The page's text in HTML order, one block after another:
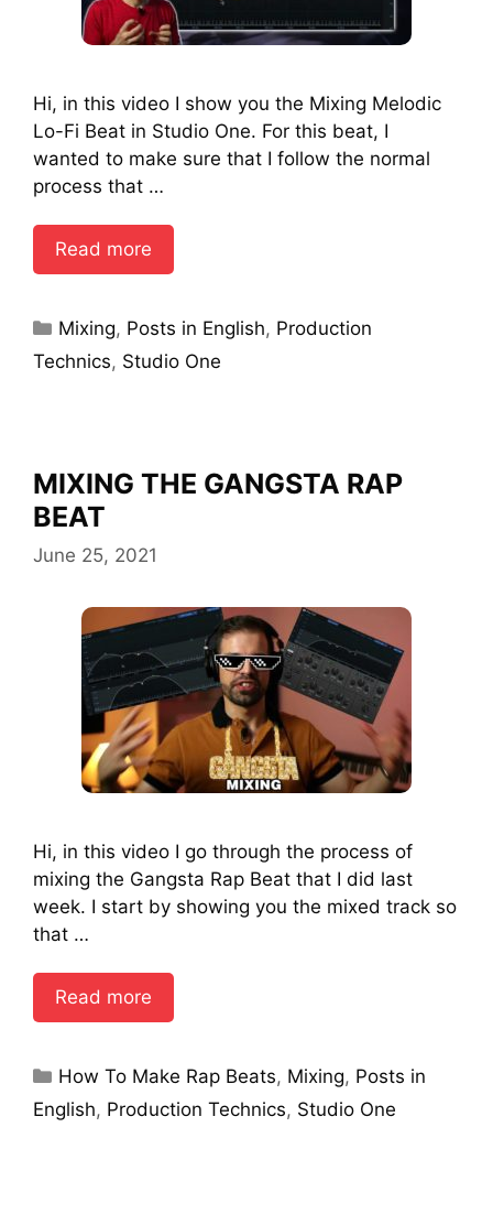
Hi, in this video I show you the Mixing Melodic
Lo-Fi Beat in Studio One. For this beat, I
wanted to make sure that I follow the normal
process that …
Read more
Categories
Mixing, Posts in English, Production
Technics, Studio One
MIXING THE GANGSTA RAP
BEAT
June 25, 2021
Hi, in this video I go through the process of
mixing the Gangsta Rap Beat that I did last
week. I start by showing you the mixed track so
that …
Read more
Categories
How To Make Rap Beats, Mixing, Posts in
English, Production Technics, Studio One